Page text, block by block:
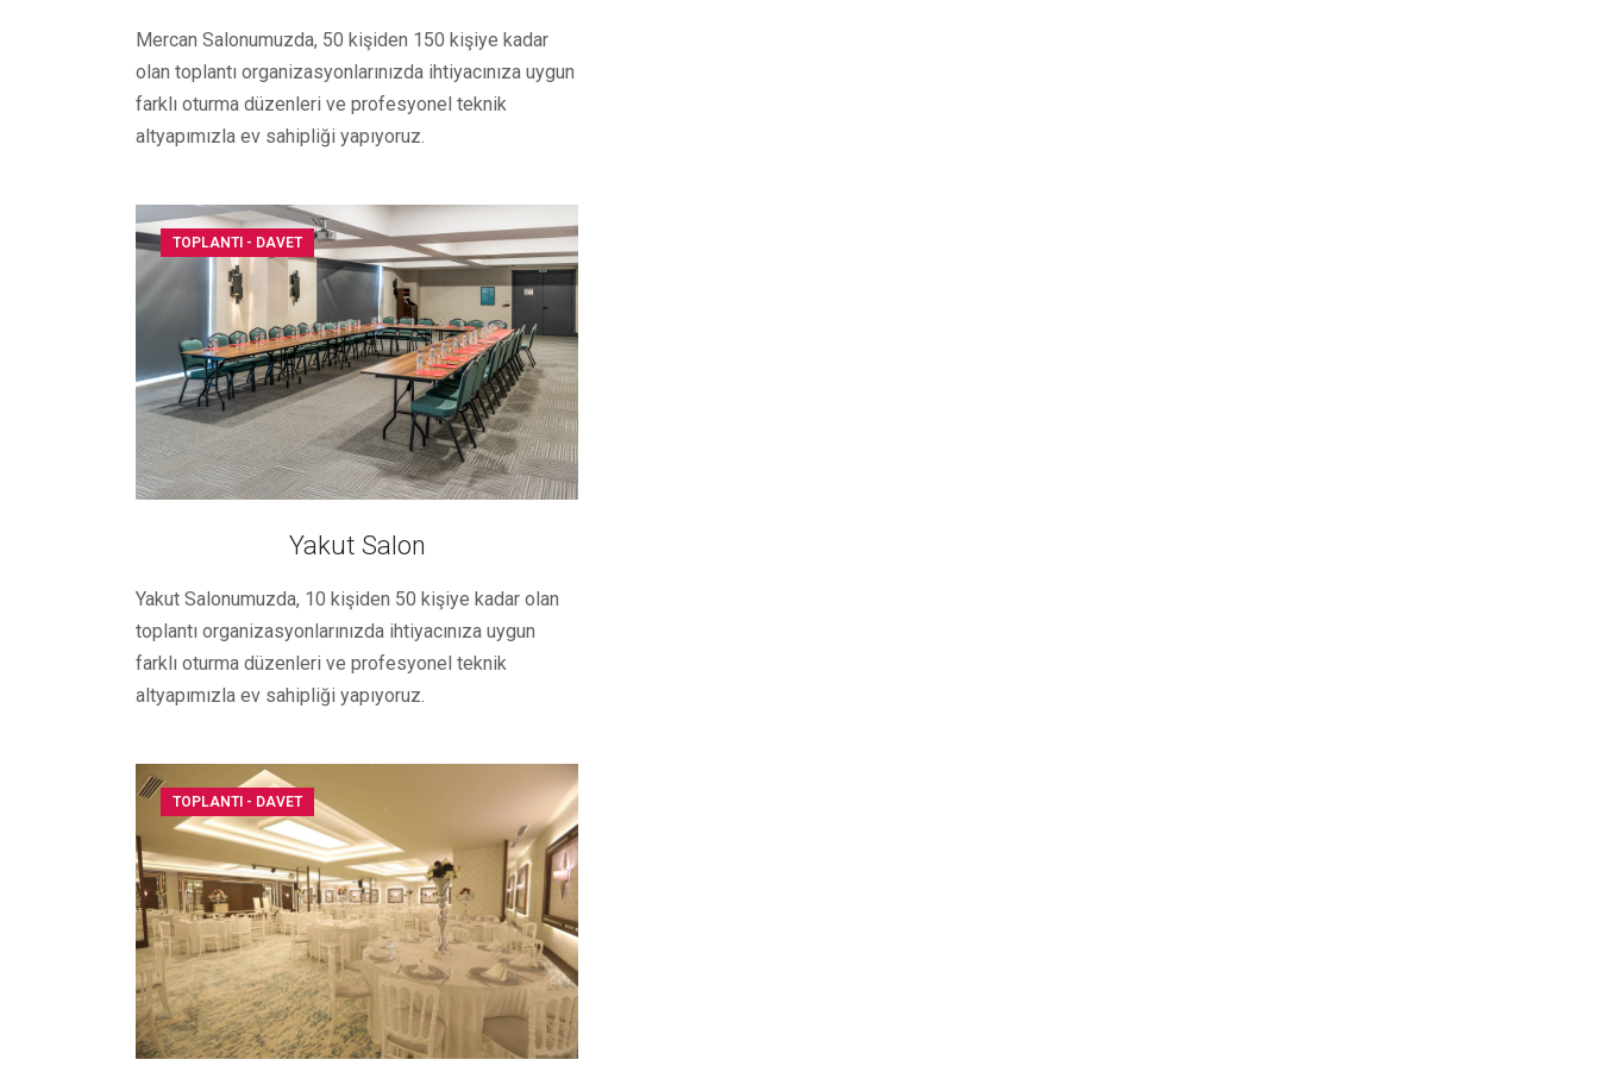
Mercan Salonumuzda, 50 kişiden 150 kişiye kadar
olan toplantı organizasyonlarınızda ihtiyacınıza uygun
farklı oturma düzenleri ve profesyonel teknik
altyapımızla ev sahipliği yapıyoruz.
TOPLANTI - DAVET
Yakut Salon
Yakut Salonumuzda, 10 kişiden 50 kişiye kadar olan
toplantı organizasyonlarınızda ihtiyacınıza uygun
farklı oturma düzenleri ve profesyonel teknik
altyapımızla ev sahipliği yapıyoruz.
TOPLANTI - DAVET